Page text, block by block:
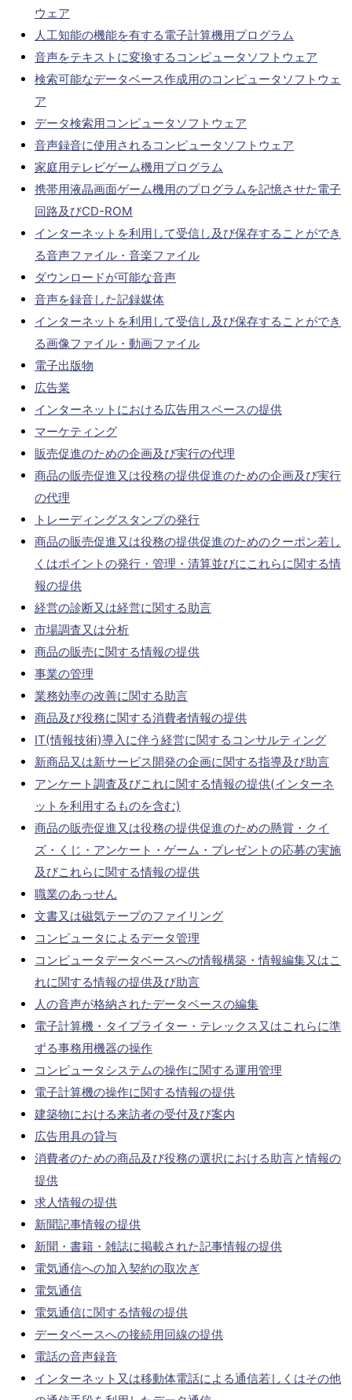
ウェア
人工知能の機能を有する電子計算機用プログラム
音声をテキストに変換するコンピュータソフトウェア
検索可能なデータベース作成用のコンピュータソフトウェ
ア
データ検索用コンピュータソフトウェア
音声録音に使用されるコンピュータソフトウェア
家庭用テレビゲーム機用プログラム
携帯用液晶画面ゲーム機用のプログラムを記憶させた電子
回路及びCD-ROM
インターネットを利用して受信し及び保存することができ
る音声ファイル・音楽ファイル
ダウンロードが可能な音声
音声を録音した記録媒体
インターネットを利用して受信し及び保存することができ
る画像ファイル・動画ファイル
電子出版物
広告業
インターネットにおける広告用スペースの提供
マーケティング
販売促進のための企画及び実行の代理
商品の販売促進又は役務の提供促進のための企画及び実行
の代理
トレーディングスタンプの発行
商品の販売促進又は役務の提供促進のためのクーポン若し
くはポイントの発行・管理・清算並びにこれらに関する情
報の提供
経営の診断又は経営に関する助言
市場調査又は分析
商品の販売に関する情報の提供
事業の管理
業務効率の改善に関する助言
商品及び役務に関する消費者情報の提供
IT(情報技術)導入に伴う経営に関するコンサルティング
新商品又は新サービス開発の企画に関する指導及び助言
アンケート調査及びこれに関する情報の提供(インターネ
ットを利用するものを含む)
商品の販売促進又は役務の提供促進のための懸賞・クイ
ズ・くじ・アンケート・ゲーム・プレゼントの応募の実施
及びこれらに関する情報の提供
職業のあっせん
文書又は磁気テープのファイリング
コンピュータによるデータ管理
コンピュータデータベースへの情報構築・情報編集又はこ
れに関する情報の提供及び助言
人の音声が格納されたデータベースの編集
電子計算機・タイプライター・テレックス又はこれらに準
ずる事務用機器の操作
コンピュータシステムの操作に関する運用管理
電子計算機の操作に関する情報の提供
建築物における来訪者の受付及び案内
広告用具の貸与
消費者のための商品及び役務の選択における助言と情報の
提供
求人情報の提供
新聞記事情報の提供
新聞・書籍・雑誌に掲載された記事情報の提供
電気通信への加入契約の取次ぎ
電気通信
電気通信に関する情報の提供
データベースへの接続用回線の提供
電話の音声録音
インターネット又は移動体電話による通信若しくはその他